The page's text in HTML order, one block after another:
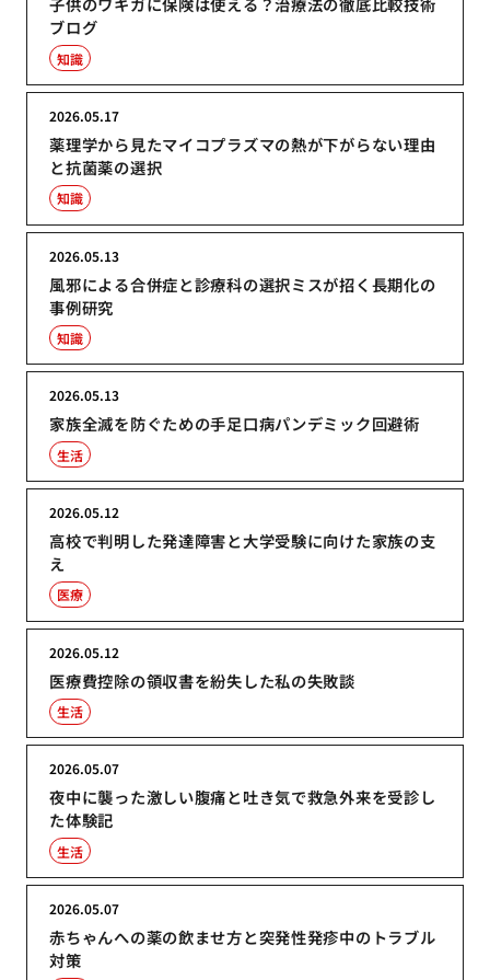
ブログ
知識
薬理学から見たマイコプラズマの熱が下がらない理由
と抗菌薬の選択
2026.05.17
知識
風邪による合併症と診療科の選択ミスが招く長期化の
事例研究
2026.05.13
知識
家族全滅を防ぐための手足口病パンデミック回避術
2026.05.13
生活
高校で判明した発達障害と大学受験に向けた家族の支
え
2026.05.12
医療
医療費控除の領収書を紛失した私の失敗談
2026.05.12
生活
夜中に襲った激しい腹痛と吐き気で救急外来を受診し
た体験記
2026.05.07
生活
赤ちゃんへの薬の飲ませ方と突発性発疹中のトラブル
対策
2026.05.07